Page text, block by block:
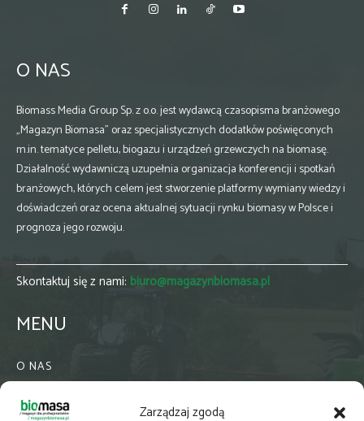
Zarządzaj zgodą
O NAS
Biomass Media Group Sp. z o.o. jest wydawcą czasopisma branżowego
„Magazyn Biomasa” oraz specjalistycznych dodatków poświęconych
m.in. tematyce pelletu, biogazu i urządzeń grzewczych na biomasę.
Działalność wydawniczą uzupełnia organizacja konferencji i spotkań
branżowych, których celem jest stworzenie platformy wymiany wiedzy i
doświadczeń oraz ocena aktualnej sytuacji rynku biomasy w Polsce i
prognoza jego rozwoju.
Skontaktuj się z nami: biuro@magazynbiomasa.pl
MENU
O NAS
WSPÓŁPRACA